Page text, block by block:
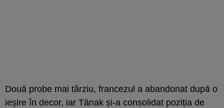
Două probe mai târziu, francezul a abandonat după o
ieșire în decor, iar Tänak și-a consolidat poziția de